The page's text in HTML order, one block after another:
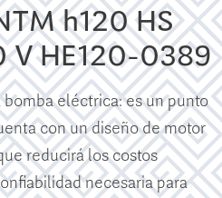
h120 HS
V HE120-0389
eléctrica: es un punto
con un diseño de motor
reducirá los costos
necesaria para